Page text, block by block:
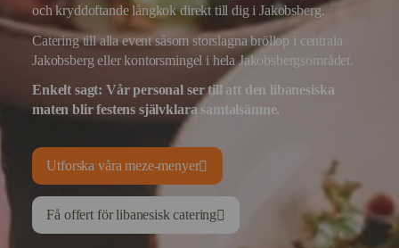
och kryddoftande långkok direkt till dig i Jakobsberg.
Catering till alla event såsom storslagna bröllop i centrala
Jakobsberg eller kontorsmingel i hela Jakobsbergsområdet.
Enkelt sagt: Vår personal ser till att den libanesiska
maten blir festens självklara samtalsämne.
Utforska våra meze-menyer
Få offert för libanesisk catering